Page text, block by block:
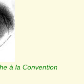
à la Convention